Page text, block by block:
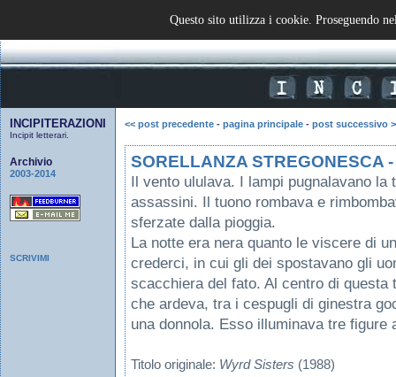
INCIPITERAZIONI
Incipit letterari.
Archivio
2003-2014
SCRIVIMI
<< post precedente - pagina principale - post successivo
SORELLANZA STREGONESCA
Il vento ululava. I lampi pugnalavano
assassini. Il tuono rombava e
sferzate dalla pioggia.
La notte era nera quanto le viscere di
crederci, in cui gli dei spostavano gli
scacchiera del fato. Al centro di questa
che ardeva, tra i cespugli di ginestra
una donnola. Esso illuminava tre figure
Titolo originale: Wyrd Sisters (1988)
Questo sito utilizza i cookie. Proseguendo